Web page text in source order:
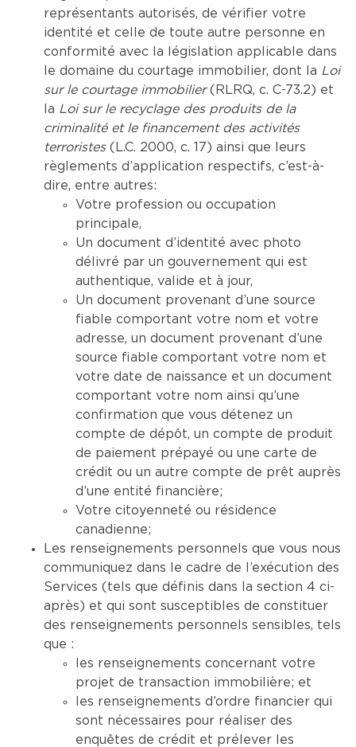
représentants autorisés, de vérifier votre
identité et celle de toute autre personne en
conformité avec la législation applicable dans
le domaine du courtage immobilier, dont la Loi
sur le courtage immobilier(RLRQ, c. C-73.2) et
la Loi sur le recyclage des produits de la
criminalité et le financement des activités
terroristes(L.C. 2000, c. 17) ainsi que leurs
règlements d’application respectifs, c’est-à-
dire, entre autres:
Votre profession ou occupation
principale,
Un document d’identité avec photo
délivré par un gouvernement qui est
authentique, valide et à jour,
Un document provenant d’une source
fiable comportant votre nom et votre
adresse, un document provenant d’une
source fiable comportant votre nom et
votre date de naissance et un document
comportant votre nom ainsi qu’une
confirmation que vous détenez un
compte de dépôt, un compte de produit
de paiement prépayé ou une carte de
crédit ou un autre compte de prêt auprès
d’une entité financière;
Votre citoyenneté ou résidence
canadienne;
Les renseignements personnels que vous nous
communiquez dans le cadre de l’exécution des
Services (tels que définis dans la section 4 ci-
après) et qui sont susceptibles de constituer
des renseignements personnels sensibles, tels
que :
les renseignements concernant votre
projet de transaction immobilière; et
les renseignements d’ordre financier qui
sont nécessaires pour réaliser des
enquêtes de crédit et prélever les